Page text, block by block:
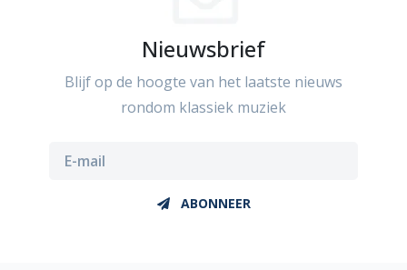
Nieuwsbrief
Blijf op de hoogte van het laatste nieuws
rondom klassiek muziek
ABONNEER